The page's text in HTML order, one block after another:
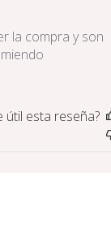
la compra y son
útil esta reseña?